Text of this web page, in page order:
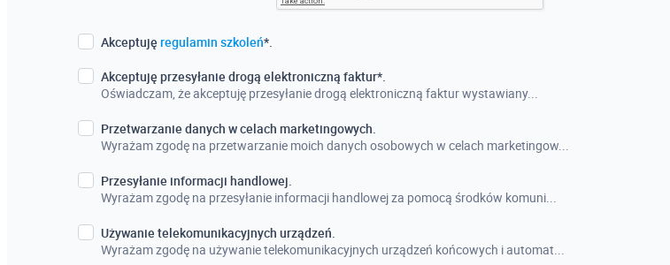
Akceptuję regulamin szkoleń*.
Akceptuję przesyłanie drogą elektroniczną faktur*.
Oświadczam, że akceptuję przesyłanie drogą elektroniczną faktur wystawiany...
Przetwarzanie danych w celach marketingowych.
Wyrażam zgodę na przetwarzanie moich danych osobowych w celach marketingow...
Przesyłanie informacji handlowej.
Wyrażam zgodę na przesyłanie informacji handlowej za pomocą środków komuni...
Używanie telekomunikacyjnych urządzeń.
Wyrażam zgodę na używanie telekomunikacyjnych urządzeń końcowych i automat...